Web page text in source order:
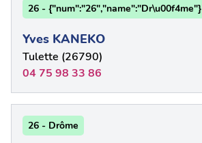
26 - {"num":"26","name":"Dr\u00f4me"}
Yves KANEKO
Tulette (26790)
04 75 98 33 86
26 - Drôme